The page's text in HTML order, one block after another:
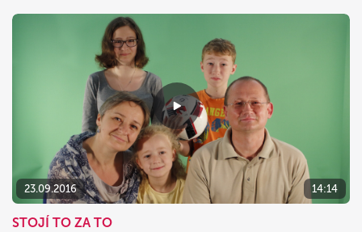
23.09.2016 14:14
STOJÍ TO ZA TO